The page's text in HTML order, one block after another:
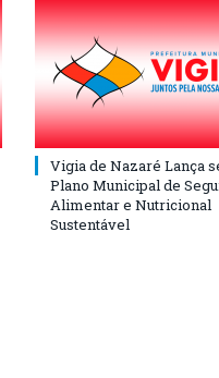
Vigia de Nazaré Lança
Plano Municipal de
Alimentar e Nutricional
Sustentável